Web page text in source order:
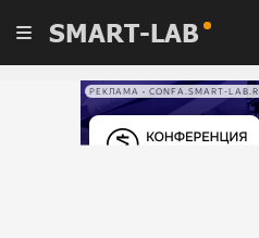
SMART-LAB
РЕКЛАМА • CONFA.SMART-